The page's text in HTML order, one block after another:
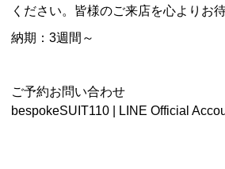
ください。皆様のご来店を心よりお
納期：3週間～
ご予約お問い合わせ
bespokeSUIT110 | LINE Official